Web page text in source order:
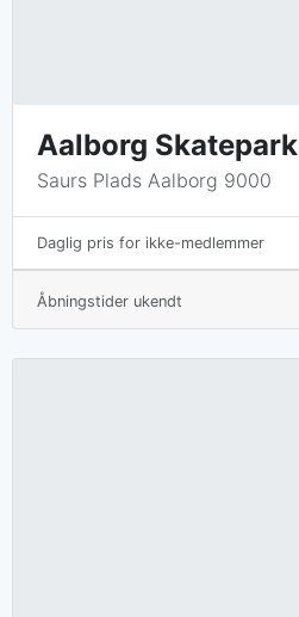
Aalborg Skatepark
Saurs Plads Aalborg 9000
Daglig pris for ikke-medlemmer
Åbningstider ukendt